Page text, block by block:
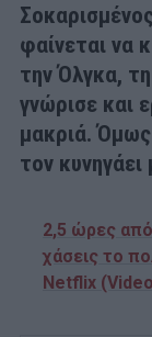
φαίνεται να
την Όλγκα,
γνώρισε και
μακριά.
τον κυνηγάει
2,5 ώρες απόλυτης έντασης και βίας: Μην
χάσεις το
Netflix